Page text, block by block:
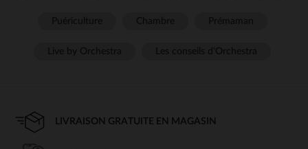
LIVRAISON GRATUITE EN MAGASIN